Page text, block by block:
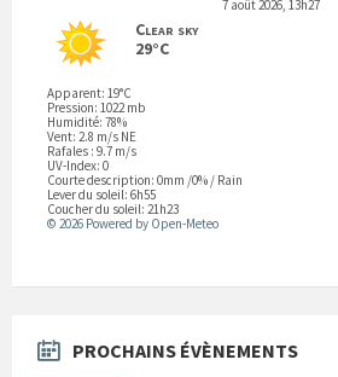
7 août 2026, 13h27
Clear sky
29°C
Apparent: 19°C
Pression: 1022 mb
Humidité: 78%
Vent: 2.8 m/s NE
Rafales : 9.7 m/s
UV-Index: 0
Courte description: 0mm /0% / Rain
Lever du soleil: 6h55
Coucher du soleil: 21h23
© 2026 Powered by Open-Meteo
PROCHAINS ÉVÈNEMENTS